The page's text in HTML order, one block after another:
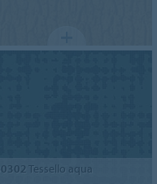
Tessello aqua